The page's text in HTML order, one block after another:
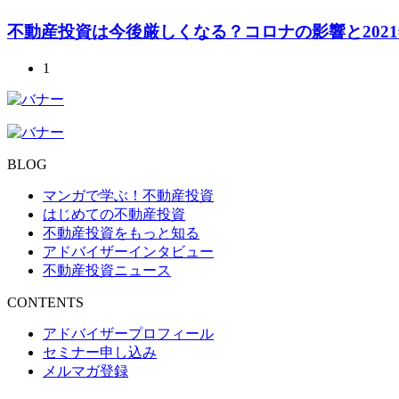
不動産投資は今後厳しくなる？コロナの影響と
1
BLOG
マンガで学ぶ！不動産投資
はじめての不動産投資
不動産投資をもっと知る
アドバイザーインタビュー
不動産投資ニュース
CONTENTS
アドバイザープロフィール
セミナー申し込み
メルマガ登録